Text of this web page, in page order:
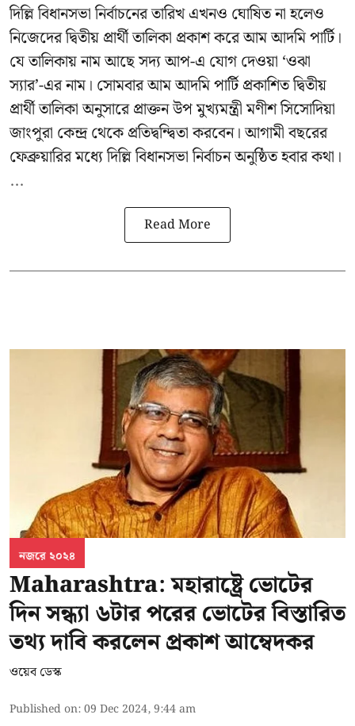
দিল্লি বিধানসভা নির্বাচনের তারিখ এখনও ঘোষিত না হলেও
নিজেদের দ্বিতীয় প্রার্থী তালিকা প্রকাশ করে আম আদমি পার্টি।
যে তালিকায় নাম আছে সদ্য আপ-এ যোগ দেওয়া ‘ওঝা
স্যার’-এর নাম। সোমবার আম আদমি পার্টি প্রকাশিত দ্বিতীয়
প্রার্থী তালিকা অনুসারে প্রাক্তন উপ মুখ্যমন্ত্রী মণীশ সিসোদিয়া
জাংপুরা কেন্দ্র থেকে প্রতিদ্বন্দ্বিতা করবেন। আগামী বছরের
ফেব্রুয়ারির মধ্যে দিল্লি বিধানসভা নির্বাচন অনুষ্ঠিত হবার কথা।
...
Read More
নজরে ২০২৪
Maharashtra: মহারাষ্ট্রে ভোটের
দিন সন্ধ্যা ৬টার পরের ভোটের বিস্তারিত
তথ্য দাবি করলেন প্রকাশ আম্বেদকর
ওয়েব ডেস্ক
Published on:09 Dec 2024, 9:44 am